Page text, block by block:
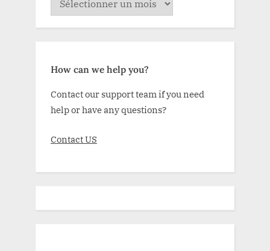
How can we help you?
Contact our support team if you need
help or have any questions?
Contact US